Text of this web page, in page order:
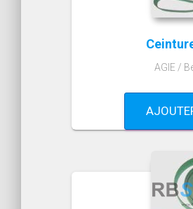
AGIE /